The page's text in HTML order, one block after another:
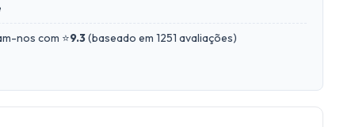
nos com ⭐9.3(baseado em 1251 avaliações)